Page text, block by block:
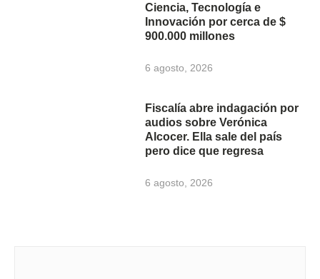
Ciencia, Tecnología e
Innovación por cerca de $
900.000 millones
6 agosto, 2026
Fiscalía abre indagación por
audios sobre Verónica
Alcocer. Ella sale del país
pero dice que regresa
6 agosto, 2026